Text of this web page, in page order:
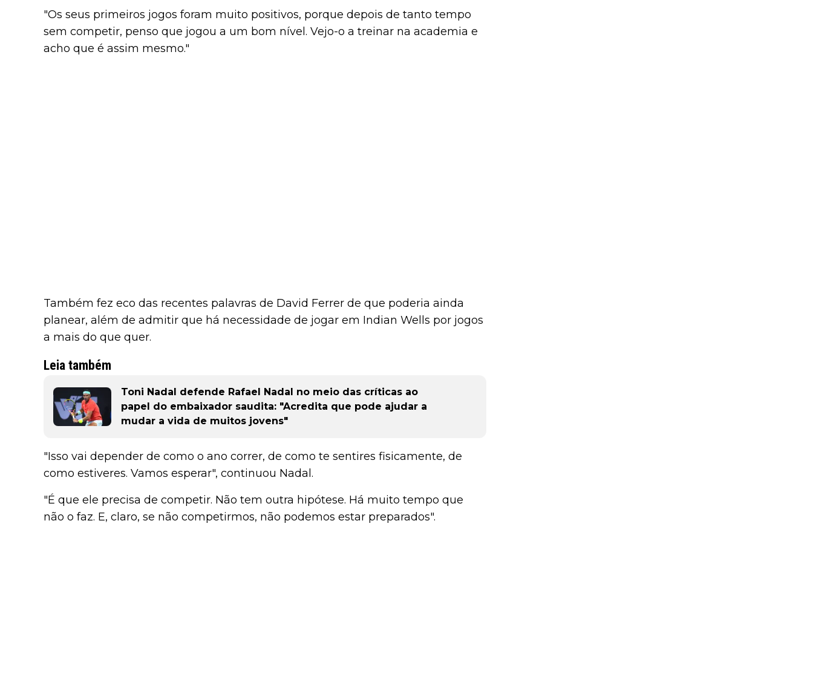
"Os seus primeiros jogos foram muito positivos, porque depois de tanto tempo
sem competir, penso que jogou a um bom nível. Vejo-o a treinar na academia e
acho que é assim mesmo."
Também fez eco das recentes palavras de David Ferrer de que poderia ainda
planear, além de admitir que há necessidade de jogar em Indian Wells por jogos
a mais do que quer.
Leia também
Toni Nadal defende Rafael Nadal no meio das críticas ao
papel do embaixador saudita: "Acredita que pode ajudar a
mudar a vida de muitos jovens"
"Isso vai depender de como o ano correr, de como te sentires fisicamente, de
como estiveres. Vamos esperar", continuou Nadal.
"É que ele precisa de competir. Não tem outra hipótese. Há muito tempo que
não o faz. E, claro, se não competirmos, não podemos estar preparados".